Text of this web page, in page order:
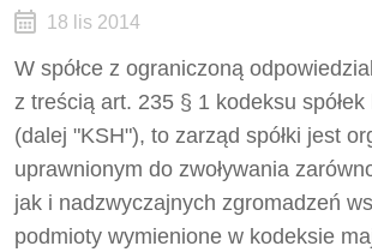
18 lis 2014
W spółce z ograniczoną
z treścią art. 235 § 1 kodeksu
(dalej "KSH"), to zarząd spółki jest
uprawnionym do zwoływania
jak i nadzwyczajnych zgromadzeń
podmioty wymienione w kodeksie